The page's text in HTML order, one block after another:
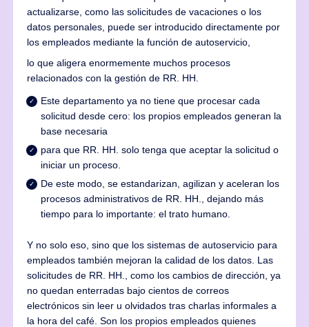
actualizarse, como las solicitudes de vacaciones o los
datos personales, puede ser introducido directamente por
los empleados mediante la función de autoservicio,
lo que aligera enormemente muchos procesos
relacionados con la gestión de RR. HH.
Este departamento ya no tiene que procesar cada
solicitud desde cero: los propios empleados generan la
base necesaria
para que RR. HH. solo tenga que aceptar la solicitud o
iniciar un proceso.
De este modo, se estandarizan, agilizan y aceleran los
procesos administrativos de RR. HH., dejando más
tiempo para lo importante: el trato humano.
Y no solo eso, sino que los sistemas de autoservicio para
empleados también mejoran la calidad de los datos. Las
solicitudes de RR. HH., como los cambios de dirección, ya
no quedan enterradas bajo cientos de correos
electrónicos sin leer u olvidados tras charlas informales a
la hora del café. Son los propios empleados quienes